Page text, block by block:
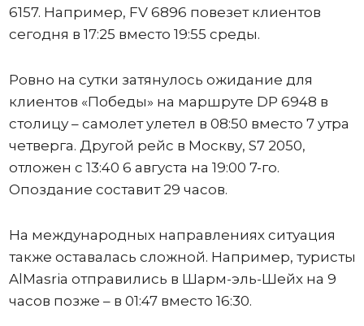
6157. Например, FV 6896 повезет клиентов
сегодня в 17:25 вместо 19:55 среды.
Ровно на сутки затянулось ожидание для
клиентов «Победы» на маршруте DP 6948 в
столицу – самолет улетел в 08:50 вместо 7 утра
четверга. Другой рейс в Москву, S7 2050,
отложен с 13:40 6 августа на 19:00 7-го.
Опоздание составит 29 часов.
На международных направлениях ситуация
также оставалась сложной. Например, туристы
AlMasria отправились в Шарм-эль-Шейх на 9
часов позже – в 01:47 вместо 16:30.